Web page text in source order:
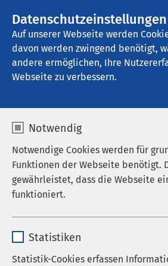
Datenschutzeinstellungen
Auf unserer Webseite werden
davon werden zwingend benötigt,
andere ermöglichen, Ihre
Webseite zu verbessern.
Notwendig
Notwendige Cookies werden für
Funktionen der Webseite benötigt.
gewährleistet, dass die Webseite
funktioniert.
Anbieter sgalinski
Statistiken
Statistik-Cookies erfassen
AMEOS Klinikum Inntal - Klinik für
Transkulturelle Psychosomatik
Komm in unser
Pflegeteam!
Du bist Pflegekraft?
ins Team!